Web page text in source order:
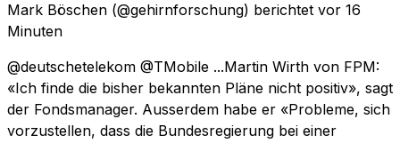
Mark Böschen (@gehirnforschung) berichtet vor 16
Minuten
@deutschetelekom @TMobile ...Martin Wirth von FPM:
«Ich finde die bisher bekannten Pläne nicht positiv», sagt
der Fondsmanager. Ausserdem habe er «Probleme, sich
vorzustellen, dass die Bundesregierung bei einer